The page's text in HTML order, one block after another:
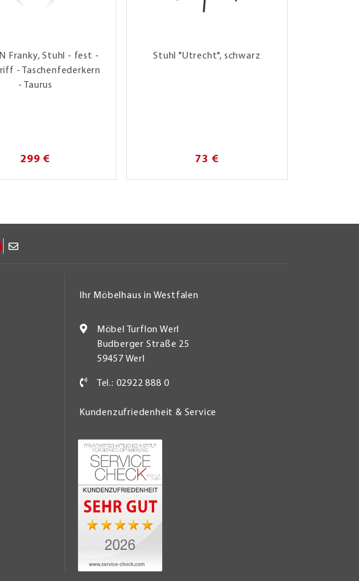
Franky, Stuhl - fest -
- Taschenfederkern
- Taurus
299 €
Stuhl "Utrecht", schwarz
73 €
Ihr Möbelhaus in Westfalen
Möbel Turflon Werl
Budberger Straße 25
59457 Werl
Tel.: 02922 888 0
Kundenzufriedenheit & Service